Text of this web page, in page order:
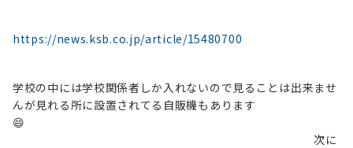
https://news.ksb.co.jp/article/15480700
学校の中には学校関係者しか入れないので見ることは出来ませ
んが見れる所に設置されてる自販機もあります
😄
次に